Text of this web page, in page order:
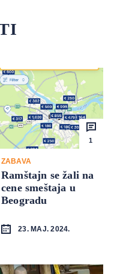
1
ZABAVA
Ramštajn se žali na
cene smeštaja u
Beogradu
23. MAJ. 2024.